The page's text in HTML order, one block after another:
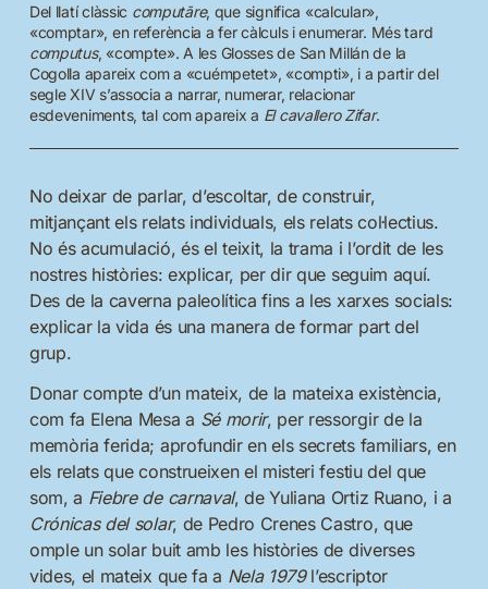
Del llatí clàssic computāre, que significa «calcular»,
«comptar», en referència a fer càlculs i enumerar. Més tard
computus, «compte». A les Glosses de San Millán de la
Cogolla apareix com a «cuémpetet», «compti», i a partir del
segle XIV s’associa a narrar, numerar, relacionar
esdeveniments, tal com apareix a El cavallero Zifar.
No deixar de parlar, d’escoltar, de construir,
mitjançant els relats individuals, els relats col·lectius.
No és acumulació, és el teixit, la trama i l’ordit de les
nostres històries: explicar, per dir que seguim aquí.
Des de la caverna paleolítica fins a les xarxes socials:
explicar la vida és una manera de formar part del
grup.
Donar compte d’un mateix, de la mateixa existència,
com fa Elena Mesa a Sé morir, per ressorgir de la
memòria ferida; aprofundir en els secrets familiars, en
els relats que construeixen el misteri festiu del que
som, a Fiebre de carnaval, de Yuliana Ortiz Ruano, i a
Crónicas del solar, de Pedro Crenes Castro, que
omple un solar buit amb les històries de diverses
vides, el mateix que fa a Nela 1979l’escriptor